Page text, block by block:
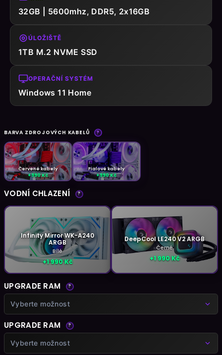
32GB | 5600mhz, DDR5, 2x16GB
ÚLOŽIŠTĚ
1TB M.2 NVME SSD
OPERAČNÍ SYSTÉM
Windows 11 Home
BARVA ZDROJOVÝCH KABELŮ ?
Červené kabely
+990 Kč
Fialové kabely
+990 Kč
VODNÍ CHLAZENÍ ?
Infinity Mirror WK-A240
ARGB
Bílé
+1 990 Kč
DeepCool LE240 V2 ARGB
Černé
+1 990 Kč
UPGRADE RAM ?
Vyberte možnost
UPGRADE RAM ?
Vyberte možnost